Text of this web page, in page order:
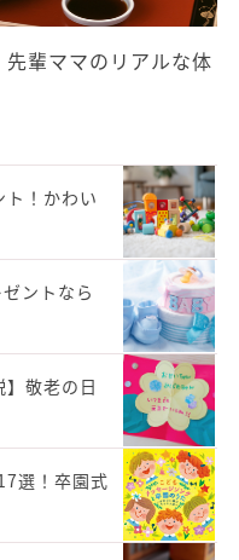
輩ママのリアルな体
ト！かわい
ントなら
】敬老の日
選！卒園式